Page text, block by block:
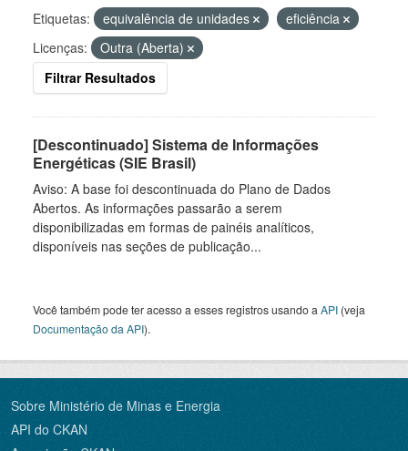
Etiquetas: equivalência de unidades
eficiência
Licenças:
Outra (Aberta)
Filtrar Resultados
[Descontinuado] Sistema de Informações
Energéticas (SIE Brasil)
Aviso: A base foi descontinuada do Plano de Dados
Abertos. As informações passarão a serem
disponibilizadas em formas de painéis analíticos,
disponíveis nas seções de publicação...
Você também pode ter acesso a esses registros usando a API (veja
Documentação da API).
Sobre Ministério de Minas e Energia
API do CKAN